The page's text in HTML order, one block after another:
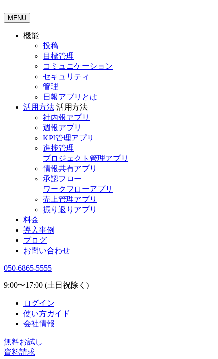
MENU
機能
投稿
目標管理
コミュニケーション
セキュリティ
管理
日報アプリとは
活用方法 活用方法
社内報アプリ
週報アプリ
KPI管理アプリ
進捗管理
プロジェクト管理アプリ
情報共有アプリ
承認フロー
ワークフローアプリ
売上管理アプリ
振り返りアプリ
料金
導入事例
ブログ
お問い合わせ
050-6865-5555
9:00〜17:00 (土日祝除く)
ログイン
使い方ガイド
会社情報
無料お試し
資料請求